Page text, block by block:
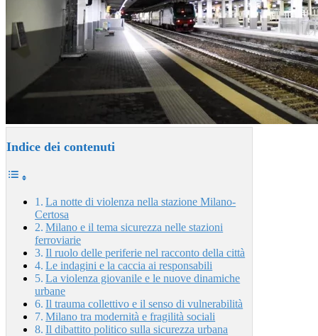
Indice dei contenuti
La notte di violenza nella stazione Milano-
Certosa
Milano e il tema sicurezza nelle stazioni
ferroviarie
Il ruolo delle periferie nel racconto della città
Le indagini e la caccia ai responsabili
La violenza giovanile e le nuove dinamiche
urbane
Il trauma collettivo e il senso di vulnerabilità
Milano tra modernità e fragilità sociali
Il dibattito politico sulla sicurezza urbana